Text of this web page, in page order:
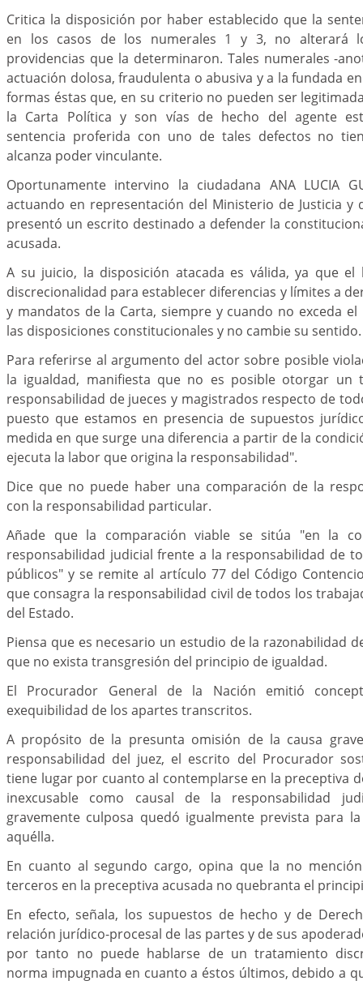
Critica la disposición por haber establecido que la
en los casos de los numerales 1 y 3, no alterará
providencias que la determinaron. Tales numerales -
actuación dolosa, fraudulenta o abusiva y a la fundada
formas éstas que, en su criterio no pueden ser
la Carta Política y son vías de hecho del agente
sentencia proferida con uno de tales defectos no
alcanza poder vinculante.
Oportunamente intervino la ciudadana ANA LUCIA
actuando en representación del Ministerio de Justicia y
presentó un escrito destinado a defender la
acusada.
A su juicio, la disposición atacada es válida, ya que el
discrecionalidad para establecer diferencias y límites a
y mandatos de la Carta, siempre y cuando no exceda el
las disposiciones constitucionales y no cambie su sentido.
Para referirse al argumento del actor sobre posible
la igualdad, manifiesta que no es posible otorgar un
responsabilidad de jueces y magistrados respecto de
puesto que estamos en presencia de supuestos
medida en que surge una diferencia a partir de la
ejecuta la labor que origina la responsabilidad".
Dice que no puede haber una comparación de la
con la responsabilidad particular.
Añade que la comparación viable se sitúa "en la
responsabilidad judicial frente a la responsabilidad de
públicos" y se remite al artículo 77 del Código
que consagra la responsabilidad civil de todos los
del Estado.
Piensa que es necesario un estudio de la razonabilidad
que no exista transgresión del principio de igualdad.
El Procurador General de la Nación emitió
exequibilidad de los apartes transcritos.
A propósito de la presunta omisión de la causa
responsabilidad del juez, el escrito del Procurador
tiene lugar por cuanto al contemplarse en la preceptiva
inexcusable como causal de la responsabilidad
gravemente culposa quedó igualmente prevista para
aquélla.
En cuanto al segundo cargo, opina que la no
terceros en la preceptiva acusada no quebranta el
En efecto, señala, los supuestos de hecho y de
relación jurídico-procesal de las partes y de sus
por tanto no puede hablarse de un tratamiento
norma impugnada en cuanto a éstos últimos, debido a